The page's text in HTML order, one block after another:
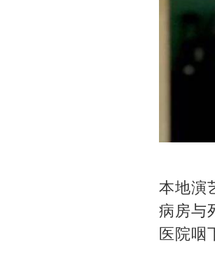
本地演
病房与
医院咽